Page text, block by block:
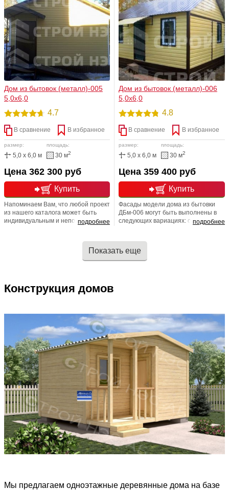
НЭСАБ-н. Мы построим его для Вас
быстро, качественно и непременно
в срок!
неординарными изделиями. Мы
готовы воплотить в жизнь любую
Вашу мечту. Спешите оформить
заказ
Дом из бытовок (металл)-005
5,0х6,0
4.7
В сравнение В избранное
размер:
5,0 x 6,0 м
площадь:
30 м2
Купить
Цена 362 300 руб
подробнее
Напоминаем Вам, что любой проект
из нашего каталога может быть
индивидуальным и неповторимым.
интересующие Вас проекты, так как
угодно вашей душе. Влюбленное в
Дом из бытовок (металл)-006
5,0х6,0
4.8
В сравнение В избранное
размер:
5,0 x 6,0 м
площадь:
30 м2
Купить
Цена 359 400 руб
подробнее
Фасады модели дома из бытовки
ДБм-006 могут быть выполнены в
следующих вариациях: сайдинг,
придает строению неповторимое
очарование и подчеркивает его
Показать еще
Конструкция домов
Мы предлагаем одноэтажные деревянные дома на базе